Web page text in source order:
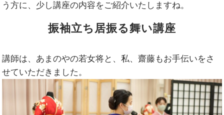
う方に、少し講座の内容をご紹介いたしますね。
振袖立ち居振る舞い講座
講師は、あまのやの若女将と、私、齋藤もお手伝いをさ
せていただきました。